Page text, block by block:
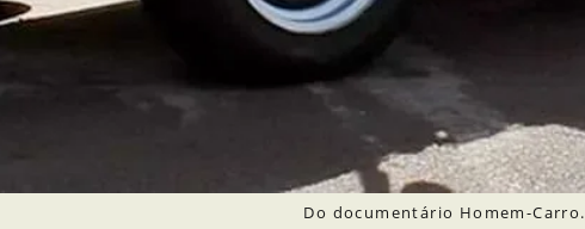
Do documentário Homem-Carro.